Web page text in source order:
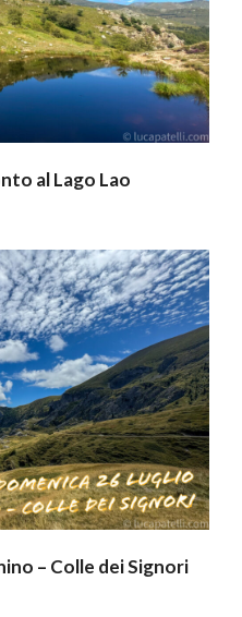
al Lago Lao
– Colle dei Signori